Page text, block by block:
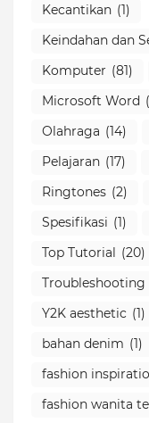
Kecantikan (1)
Keindahan dan
Komputer (81)
Microsoft Word
Olahraga (14)
Pelajaran (17)
Ringtones (2)
Spesifikasi (1)
Top Tutorial
(20)
Troubleshooting
Y2K aesthetic (1)
bahan denim (1)
fashion
fashion wanita